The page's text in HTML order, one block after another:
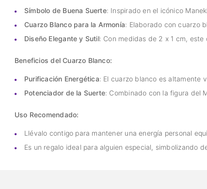
Símbolo de Buena Suerte: Inspirado en el icónico
Cuarzo Blanco para la Armonía: Elaborado con cuarzo
Diseño Elegante y Sutil: Con medidas de 2 x 1 cm,
Beneficios del Cuarzo Blanco:
Purificación Energética: El cuarzo blanco es altamente
Potenciador de la Suerte: Combinado con la figura del
Uso Recomendado:
Llévalo contigo para mantener una energía personal
Es un regalo ideal para alguien especial, simbolizando